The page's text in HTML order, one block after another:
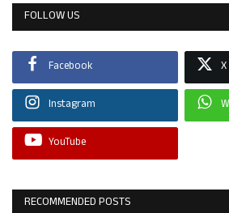
FOLLOW US
Facebook
Instagram
YouTube
RECOMMENDED POSTS